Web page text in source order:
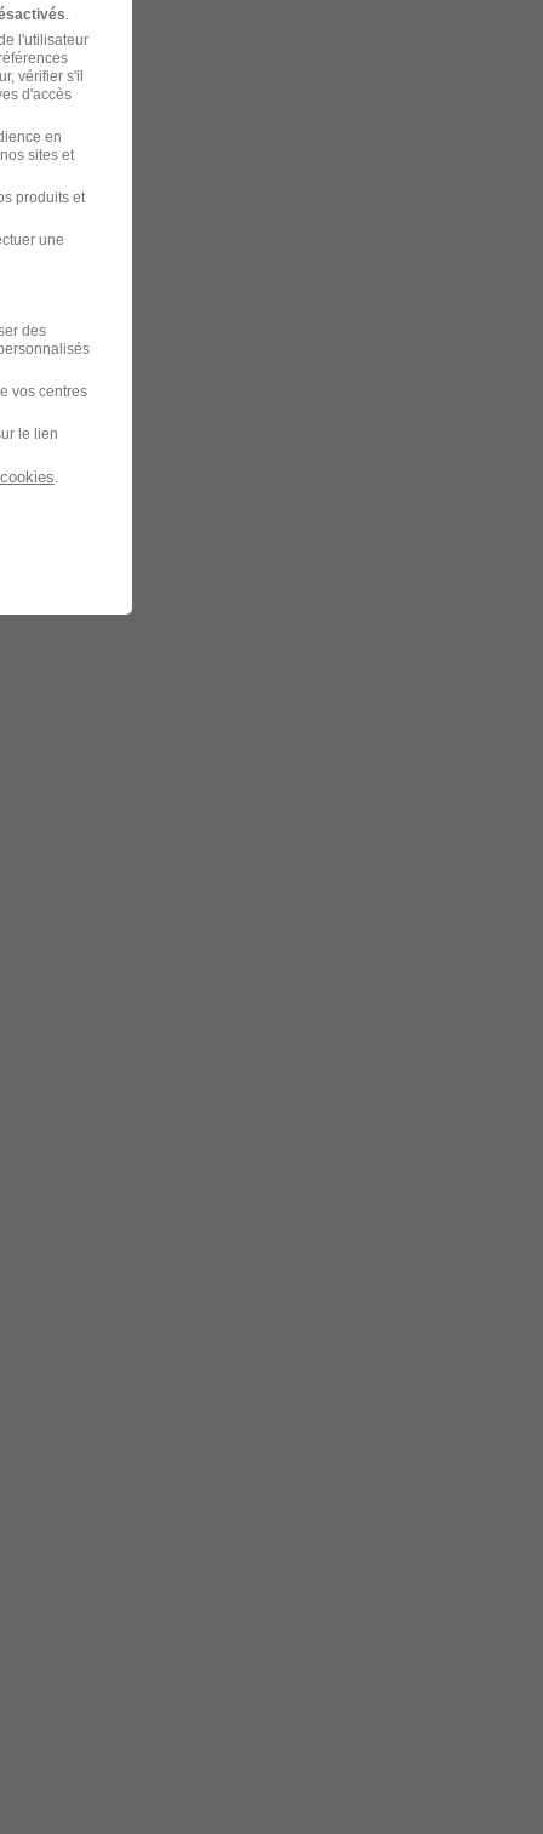
l'utilisateur
vérifier s'il
d'accès
en
sites et
produits et
une
des
vos centres
le lien